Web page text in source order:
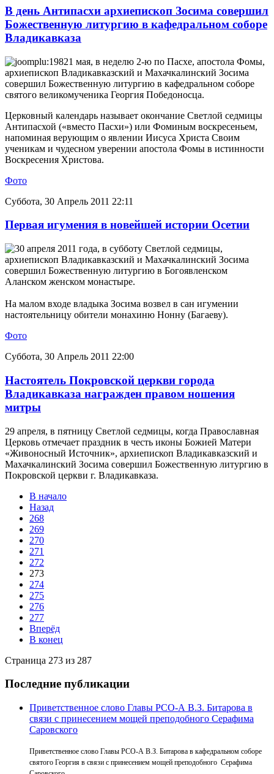
В день Антипасхи архиепископ Зосима совершил
Божественную литургию в кафедральном соборе
Владикавказа
1 мая, в неделю 2-ю по Пасхе, апостола Фомы,
архиепископ Владикавказский и Махачкалинский Зосима
совершил Божественную литургию в кафедральном соборе
святого великомученика Георгия Победоносца.
Церковный календарь называет окончание Светлой седмицы
Антипасхой («вместо Пасхи») или Фоминым воскресеньем,
напоминая верующим о явлении Иисуса Христа Своим
ученикам и чудесном уверении апостола Фомы в истинности
Воскресения Христова.
Фото
Суббота, 30 Апрель 2011 22:11
Первая игумения в новейшей истории Осетии
30 апреля 2011 года, в субботу Светлой седмицы,
архиепископ Владикавказский и Махачкалинский Зосима
совершил Божественную литургию в Богоявленском
Аланском женском монастыре.
На малом входе владыка Зосима возвел в сан игумении
настоятельницу обители монахиню Нонну (Багаеву).
Фото
Суббота, 30 Апрель 2011 22:00
Настоятель Покровской церкви города
Владикавказа награжден правом ношения
митры
29 апреля, в пятницу Светлой седмицы, когда Православная
Церковь отмечает праздник в честь иконы Божией Матери
«Живоносный Источник», архиепископ Владикавказский и
Махачкалинский Зосима совершил Божественную литургию в
Покровской церкви г. Владикавказа.
В начало
Назад
268
269
270
271
272
273
274
275
276
277
Вперёд
В конец
Страница 273 из 287
Последние публикации
Приветственное слово Главы РСО-А В.З. Битарова в
связи с принесением мощей преподобного Серафима
Саровского
Приветственное слово Главы РСО-А В.З. Битарова в кафедральном соборе
святого Георгия в связи с принесением мощей преподобного Серафима